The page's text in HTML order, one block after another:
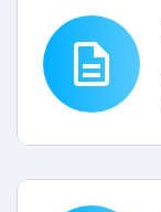
description